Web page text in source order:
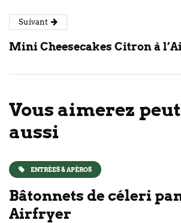
Suivant
Mini Cheesecakes Citron à
Vous aimerez
aussi
ENTRÉES & APÉROS
Bâtonnets de céleri
Airfryer